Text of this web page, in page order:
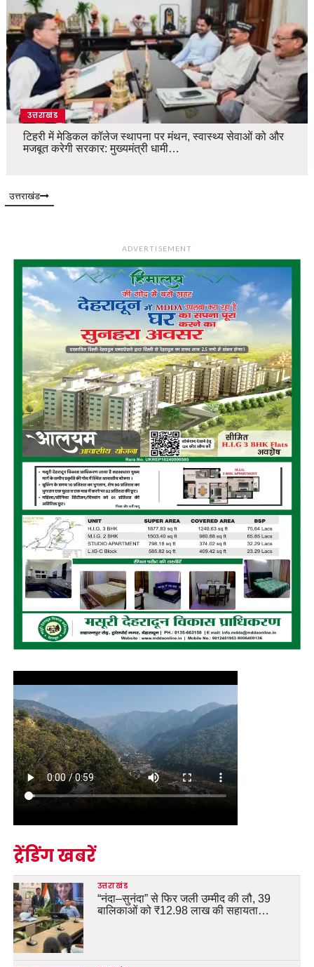
उत्तराखंड
टिहरी में मेडिकल कॉलेज स्थापना पर मंथन, स्वास्थ्य सेवाओं को और
मजबूत करेगी सरकार: मुख्यमंत्री धामी…
उत्तराखंड
ADVERTISEMENT
ट्रेंडिंग खबरें
उत्तराखंड
“नंदा–सुनंदा” से फिर जली उम्मीद की लौ, 39
बालिकाओं को ₹12.98 लाख की सहायता…